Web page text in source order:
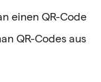
einen QR-Code
QR-Codes aus